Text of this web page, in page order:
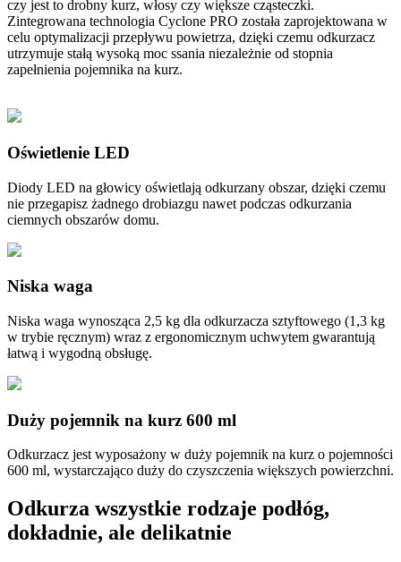
czy jest to drobny kurz, włosy czy większe cząsteczki.
Zintegrowana technologia Cyclone PRO została zaprojektowana w
celu optymalizacji przepływu powietrza, dzięki czemu odkurzacz
utrzymuje stałą wysoką moc ssania niezależnie od stopnia
zapełnienia pojemnika na kurz.
Oświetlenie LED
Diody LED na głowicy oświetlają odkurzany obszar, dzięki czemu
nie przegapisz żadnego drobiazgu nawet podczas odkurzania
ciemnych obszarów domu.
Niska waga
Niska waga wynosząca 2,5 kg dla odkurzacza sztyftowego (1,3 kg
w trybie ręcznym) wraz z ergonomicznym uchwytem gwarantują
łatwą i wygodną obsługę.
Duży pojemnik na kurz 600 ml
Odkurzacz jest wyposażony w duży pojemnik na kurz o pojemności
600 ml, wystarczająco duży do czyszczenia większych powierzchni.
Odkurza wszystkie rodzaje podłóg,
dokładnie, ale delikatnie